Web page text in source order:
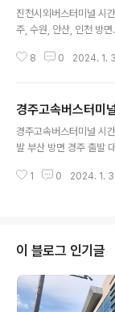
진천시외버스터미널 시
주, 수원, 안산, 인천 방
삼성, 혁신도시 방면. 진
전화 : 043-533-1502
리 652
8 0 2024. 1.
경주고속버스터미
경주고속버스터미널 시
발 부산 방면 경주 출발
북 경주시 노서동 243-5
1 0 2024. 1.
이 블로그 인기글